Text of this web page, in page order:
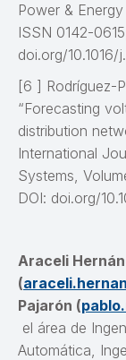
Power &
ISSN 0142-
doi.org/10.1016/
[6 ] Rodríguez-
“Forecasting
distribution
International
Systems,
DOI: doi.org/
Araceli
(
Pajarón (
el área de
Automática,